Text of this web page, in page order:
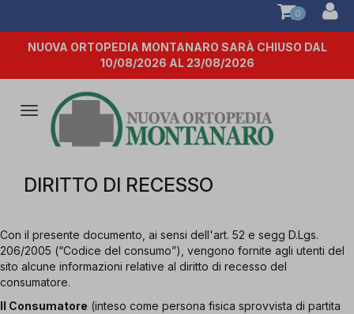
0
NUOVA ORTOPEDIA MONTANARO SARÀ CHIUSO DAL
10/08/2026 AL 23/08/2026
Attiva/disattiva
navigazione
DIRITTO DI RECESSO
Con il presente documento, ai sensi dell'art. 52 e segg D.Lgs.
206/2005 (“Codice del consumo”), vengono fornite agli utenti del
sito alcune informazioni relative al diritto di recesso del
consumatore.
Il Consumatore (inteso come persona fisica sprovvista di partita